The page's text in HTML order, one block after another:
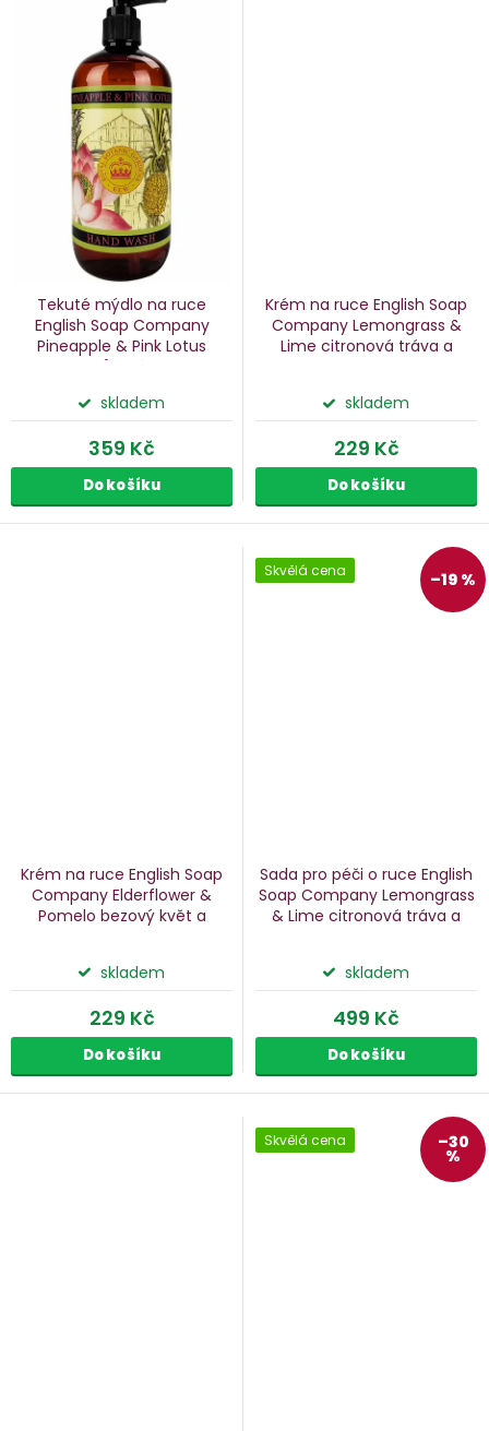
Tekuté mýdlo na ruce
English Soap Company
Pineapple & Pink Lotus
ananas a růžový lotos, 500
skladem
359 Kč
Do košíku
Krém na ruce English Soap
Company Lemongrass &
Lime citronová tráva a
skladem
229 Kč
Do košíku
Krém na ruce English Soap
Company Elderflower &
Pomelo bezový květ a
skladem
229 Kč
Do košíku
Skvělá cena –19 %
Sada pro péči o ruce English
Soap Company Lemongrass
& Lime citronová tráva a
skladem
499 Kč
Do košíku
Skvělá cena –30
%